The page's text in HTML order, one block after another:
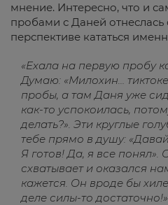
мнение. Интересно, что и
пробами с Даней отнеслась
перспективе кататься
«Ехала на первую пробу
Думаю: «Милохин…
пробы, а там Даня уже
как-то успокоилась,
делать?». Эти круглые
тебе прямо в душу:
Я готов! Да, я все понял».
схватывает и оказался
кажется. Он вроде бы
деле силы-то